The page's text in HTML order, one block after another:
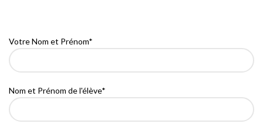
Votre Nom et Prénom*
Nom et Prénom de l'élève*